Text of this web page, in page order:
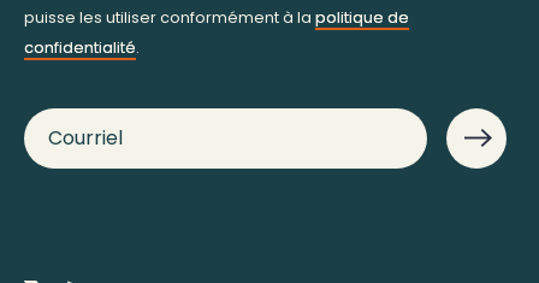
puisse les utiliser conformément à la politique de
confidentialité.